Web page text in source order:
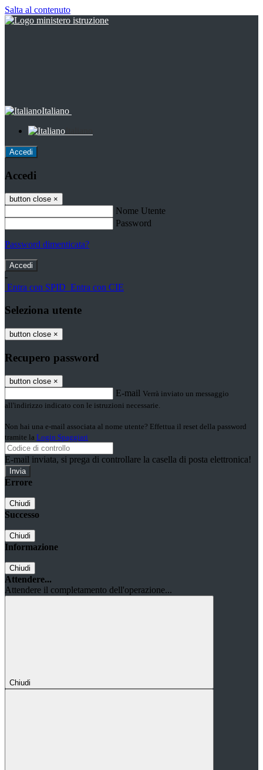
Salta al contenuto
Italiano
Accedi
Accedi
button close ×
Nome Utente
Password
Password dimenticata?
-
Entra con SPID Entra con CIE
Seleziona utente
button close ×
Recupero password
button close ×
E-mail Verrà inviato un messaggio
all'indirizzo indicato con le istruzioni necessarie.
Non hai una e-mail associata al nome utente? Effettua il reset della password
tramite la Login Spaggiari
E-mail inviata, si prega di controllare la casella di posta elettronica!
Errore
Chiudi
Successo
Chiudi
Informazione
Chiudi
Attendere...
Attendere il completamento dell'operazione...
Chiudi